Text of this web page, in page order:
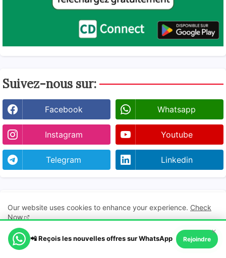
Suivez-nous sur:
Facebook Whatsapp
Instagram Youtube
Telegram Linkedin
Les plus consultés
blog
BTS & HND 2026 : Comment
Our website uses cookies to enhance your experience. Check
Now
Ok, Go it!
×
📲 Reçois les nouvelles offres sur WhatsApp Rejoindre